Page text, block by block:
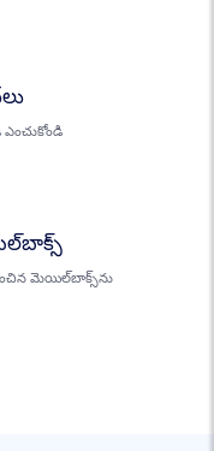
మెయిల్‌బాక్స్‌ను